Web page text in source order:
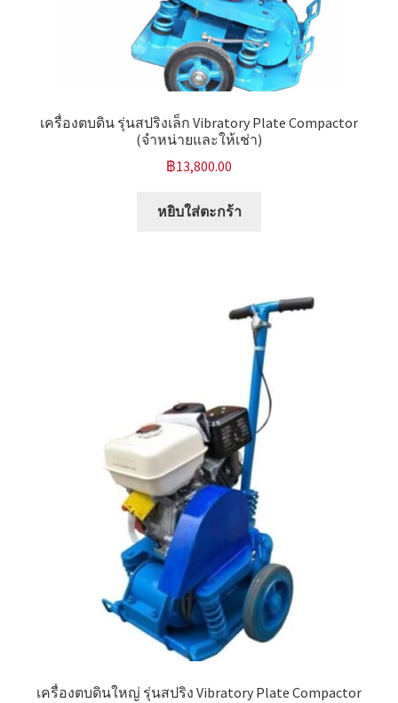
เครื่องตบดิน รุ่นสปริงเล็ก Vibratory Plate Compactor
(จำหน่ายและให้เช่า)
฿13,800.00
หยิบใส่ตะกร้า
เครื่องตบดินใหญ่ รุ่นสปริง Vibratory Plate Compactor